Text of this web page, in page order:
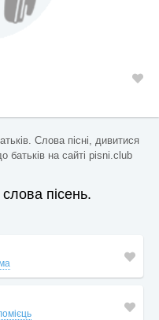
Слова пісні, дивитися
батьків на сайті pisni.club
пісень.